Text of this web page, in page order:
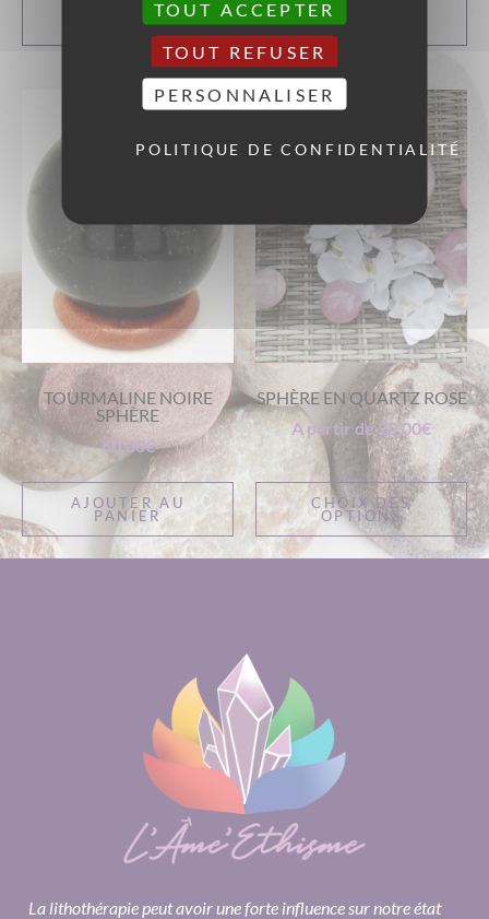
CHOIX DES
OPTIONS
CHOIX DES
OPTIONS
TOURMALINE NOIRE
SPHÈRE
60,00€
AJOUTER AU
PANIER
SPHÈRE EN QUARTZ ROSE
A partir de20,00€
CHOIX DES
OPTIONS
La lithothérapie peut avoir une forte influence sur notre état
TOUT ACCEPTER
TOUT REFUSER
PERSONNALISER
POLITIQUE DE CONFIDENTIALITÉ